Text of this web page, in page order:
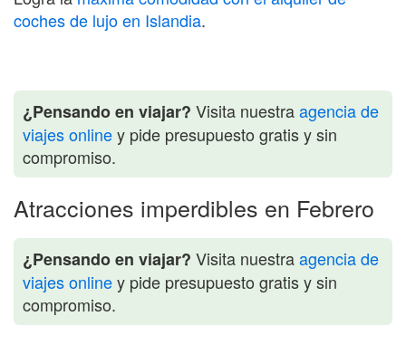
coches de lujo en Islandia.
¿Pensando en viajar? Visita nuestraagencia de
viajes onliney pide presupuesto gratis y sin
compromiso.
Atracciones imperdibles en Febrero
¿Pensando en viajar? Visita nuestraagencia de
viajes onliney pide presupuesto gratis y sin
compromiso.